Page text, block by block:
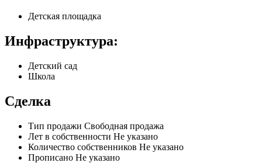
Детская площадка
Инфраструктура:
Детский сад
Школа
Сделка
Тип продажи Свободная продажа
Лет в собственности Не указано
Количество собственников Не указано
Прописано Не указано